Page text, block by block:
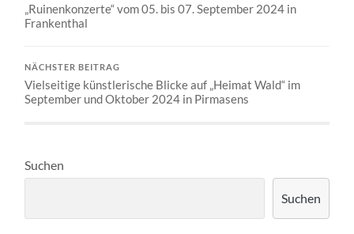
„Ruinenkonzerte“ vom 05. bis 07. September 2024 in
Frankenthal
NÄCHSTER BEITRAG
Vielseitige künstlerische Blicke auf „Heimat Wald“ im
September und Oktober 2024 in Pirmasens
Suchen
Suchen